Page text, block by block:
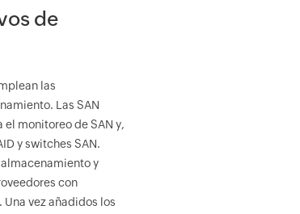
de
las
Las SAN
el monitoreo de SAN y,
y switches SAN.
y
con
vez añadidos los